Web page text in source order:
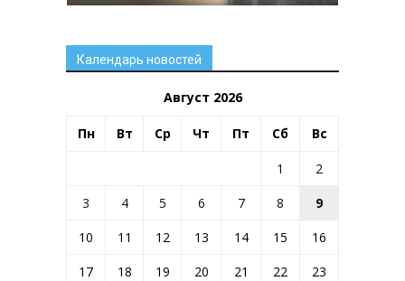
Календарь новостей
Август 2026
Пн Вт Ср Чт Пт Сб Вс
1
2
3
4 5 6 7 8
9
10
11 12 13 14 15
16
17
18 19 20 21 22
23